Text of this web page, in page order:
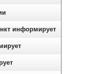
информирует